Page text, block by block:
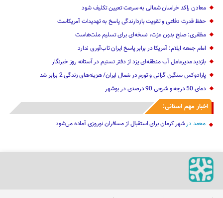
معادن راکد خراسان شمالی به سرعت تعیین تکلیف شود
حفظ قدرت دفاعی و تقویت بازدارندگی پاسخ به تهدیدات آمریکاست
مظفری: صلح بدون عزت، نسخه‌ای برای تسلیم ملت‌هاست
امام جمعه ایلام: آمریکا در برابر پاسخ ایران تاب‌آوری ندارد
‌بازدید مدیرعامل آب منطقه‌ای یزد از دفتر تسنیم در آستانه روز خبرنگار
پارادوکس سنگین گرانی و تورم در شمال ایران/ هزینه‌های زندگی 2 برابر ‌شد
دمای 50 درجه و شرجی 90 درصدی در بوشهر
اخبار مهم استانی:
محمد درشهر کرمان برای استقبال از مسافران نوروزی آماده می‌شود